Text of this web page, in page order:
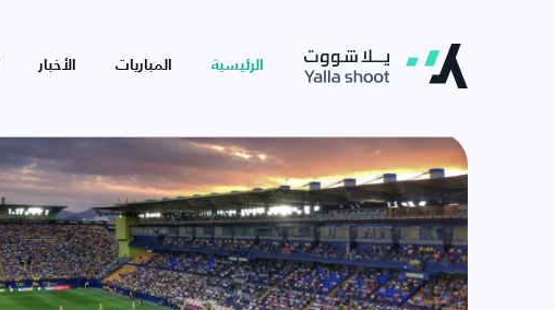
الرئيسية المباريات الأخبار